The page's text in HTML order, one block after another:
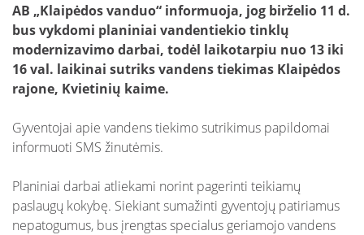
AB „Klaipėdos vanduo“ informuoja, jog birželio 11 d.
bus vykdomi planiniai vandentiekio tinklų
modernizavimo darbai, todėl laikotarpiu nuo 13 iki
16 val. laikinai sutriks vandens tiekimas Klaipėdos
rajone, Kvietinių kaime.
Gyventojai apie vandens tiekimo sutrikimus papildomai
informuoti SMS žinutėmis.
Planiniai darbai atliekami norint pagerinti teikiamų
paslaugų kokybę. Siekiant sumažinti gyventojų patiriamus
nepatogumus, bus įrengtas specialus geriamojo vandens